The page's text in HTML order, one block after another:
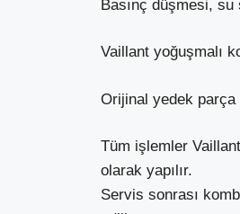
Basınç düşmesi, su
Vaillant yoğuşmalı
Orijinal yedek parça
Tüm işlemler
olarak yapılır.
Servis sonrası